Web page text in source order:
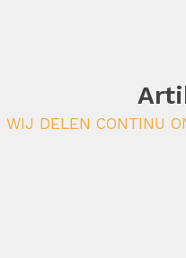
WIJ DELEN CONTINU